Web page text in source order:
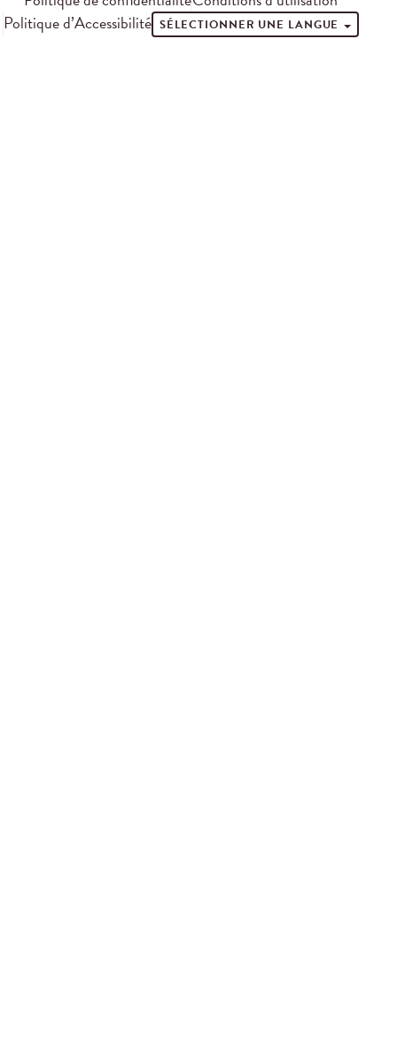
Politique d’Accessibilité SÉLECTIONNER UNE LANGUE